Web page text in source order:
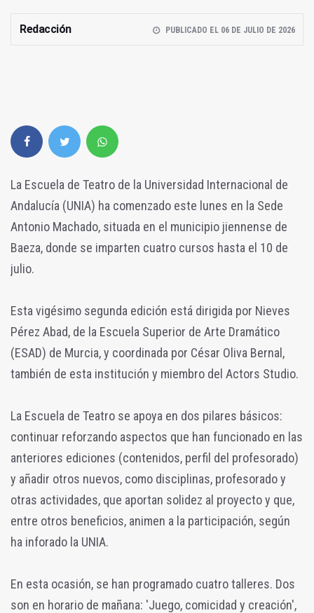
Redacción PUBLICADO EL 06 DE JULIO DE 2026
La Escuela de Teatro de la Universidad Internacional de
Andalucía (UNIA) ha comenzado este lunes en la Sede
Antonio Machado, situada en el municipio jiennense de
Baeza, donde se imparten cuatro cursos hasta el 10 de
julio.
Esta vigésimo segunda edición está dirigida por Nieves
Pérez Abad, de la Escuela Superior de Arte Dramático
(ESAD) de Murcia, y coordinada por César Oliva Bernal,
también de esta institución y miembro del Actors Studio.
La Escuela de Teatro se apoya en dos pilares básicos:
continuar reforzando aspectos que han funcionado en las
anteriores ediciones (contenidos, perfil del profesorado)
y añadir otros nuevos, como disciplinas, profesorado y
otras actividades, que aportan solidez al proyecto y que,
entre otros beneficios, animen a la participación, según
ha inforado la UNIA.
En esta ocasión, se han programado cuatro talleres. Dos
son en horario de mañana: 'Juego, comicidad y creación',